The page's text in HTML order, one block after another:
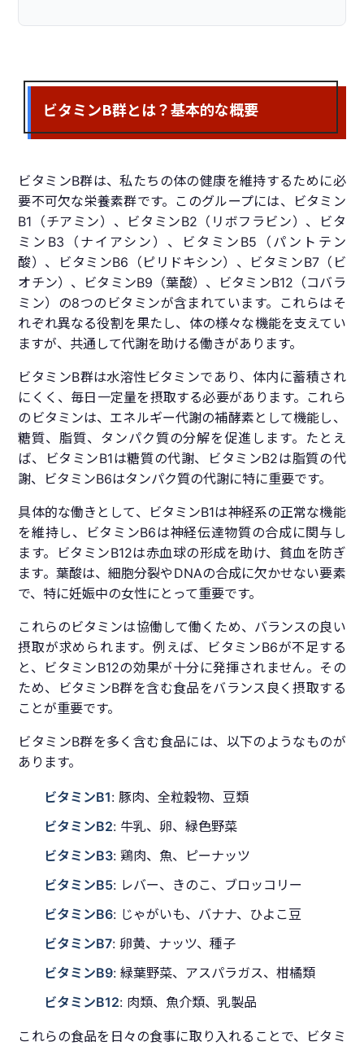
ビタミンB群とは？基本的な概要
ビタミンB群は、私たちの体の健康を維持するために必
要不可欠な栄養素群です。このグループには、ビタミン
B1（チアミン）、ビタミンB2（リボフラビン）、ビタ
ミンB3（ナイアシン）、ビタミンB5（パントテン
酸）、ビタミンB6（ピリドキシン）、ビタミンB7（ビ
オチン）、ビタミンB9（葉酸）、ビタミンB12（コバラ
ミン）の8つのビタミンが含まれています。これらはそ
れぞれ異なる役割を果たし、体の様々な機能を支えてい
ますが、共通して代謝を助ける働きがあります。
ビタミンB群は水溶性ビタミンであり、体内に蓄積され
にくく、毎日一定量を摂取する必要があります。これら
のビタミンは、エネルギー代謝の補酵素として機能し、
糖質、脂質、タンパク質の分解を促進します。たとえ
ば、ビタミンB1は糖質の代謝、ビタミンB2は脂質の代
謝、ビタミンB6はタンパク質の代謝に特に重要です。
具体的な働きとして、ビタミンB1は神経系の正常な機能
を維持し、ビタミンB6は神経伝達物質の合成に関与し
ます。ビタミンB12は赤血球の形成を助け、貧血を防ぎ
ます。葉酸は、細胞分裂やDNAの合成に欠かせない要素
で、特に妊娠中の女性にとって重要です。
これらのビタミンは協働して働くため、バランスの良い
摂取が求められます。例えば、ビタミンB6が不足する
と、ビタミンB12の効果が十分に発揮されません。その
ため、ビタミンB群を含む食品をバランス良く摂取する
ことが重要です。
ビタミンB群を多く含む食品には、以下のようなものが
あります。
ビタミンB1: 豚肉、全粒穀物、豆類
ビタミンB2: 牛乳、卵、緑色野菜
ビタミンB3: 鶏肉、魚、ピーナッツ
ビタミンB5: レバー、きのこ、ブロッコリー
ビタミンB6: じゃがいも、バナナ、ひよこ豆
ビタミンB7: 卵黄、ナッツ、種子
ビタミンB9: 緑葉野菜、アスパラガス、柑橘類
ビタミンB12: 肉類、魚介類、乳製品
これらの食品を日々の食事に取り入れることで、ビタミ